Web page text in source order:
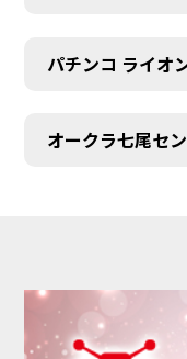
パチンコ ライオ
オークラ七尾セ